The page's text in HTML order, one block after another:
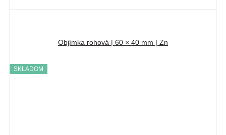
Objímka rohová | 60 × 40 mm | Zn
SKLADOM